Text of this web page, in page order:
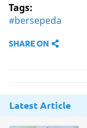
Tags:
#bersepeda
SHARE ON
Latest Article